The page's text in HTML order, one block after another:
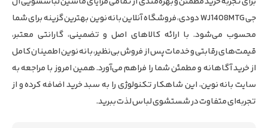
جی WJ1408MTG دودی، فروشگاه آنلاین بانه نوین بهترین گزینه برای شما
محسوب می‌شود. با ارائه کالاهای اصل و تضمینی، گارانتی معتبر،
قیمت‌های رقابتی و خدمات پس از فروش بی‌نظیر، بانه نوین اطمینان کامل
از خرید آگاهانه و مطمئن شما را فراهم می‌آورد. همین امروز با مراجعه به
سایت بانه نوین، این شاهکار تکنولوژی را به سبد خرید اضافه کرده و از
تجربه‌ای متفاوت در شستشوی لباس لذت ببرید.